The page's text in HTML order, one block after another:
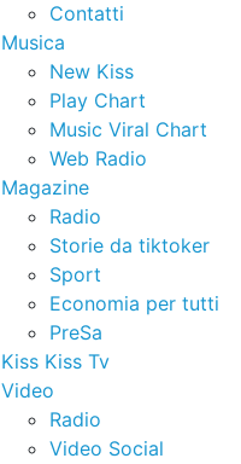
Contatti
Musica
New Kiss
Play Chart
Music Viral Chart
Web Radio
Magazine
Radio
Storie da tiktoker
Sport
Economia per tutti
PreSa
Kiss Kiss Tv
Video
Radio
Video Social